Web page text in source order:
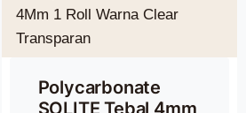
Polycarbonate
SOLITE Tebal 4mm